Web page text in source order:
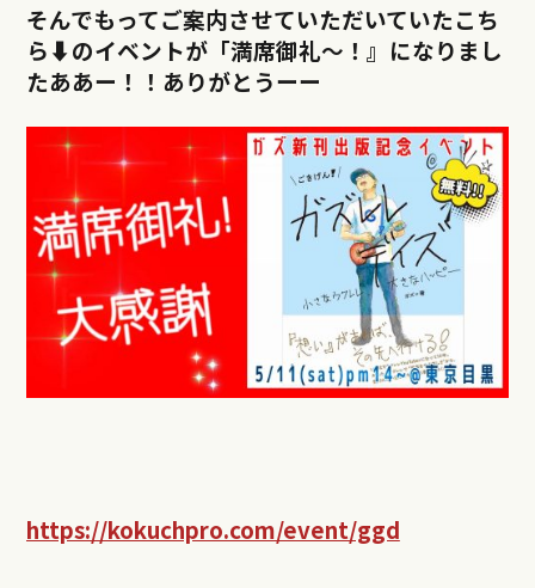
そんでもってご案内させていただいていたこち
ら⬇︎のイベントが「満席御礼〜！』になりまし
たああー！！ありがとうーー
https://kokuchpro.com/event/ggd